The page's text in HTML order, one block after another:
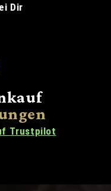
Dir
Trustpilot